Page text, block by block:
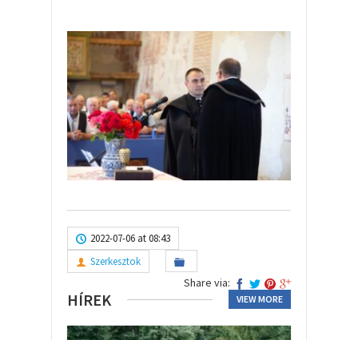
2022-07-06 at 08:43
Szerkesztok
Share via:
HÍREK VIEW MORE